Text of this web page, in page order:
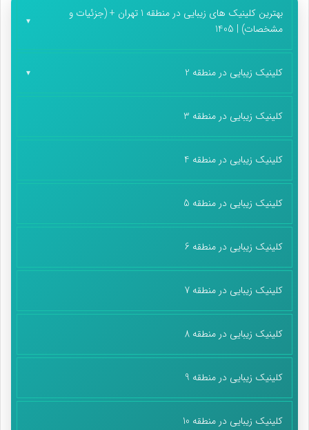
بهترین کلینیک های زیبایی در منطقه 1 تهران + (جزئیات و
مشخصات) | 1405
کلینیک زیبایی در منطقه 2
کلینیک زیبایی در منطقه 3
کلینیک زیبایی در منطقه 4
کلینیک زیبایی در منطقه 5
کلینیک زیبایی در منطقه 6
کلینیک زیبایی در منطقه 7
کلینیک زیبایی در منطقه 8
کلینیک زیبایی در منطقه 9
کلینیک زیبایی در منطقه 10